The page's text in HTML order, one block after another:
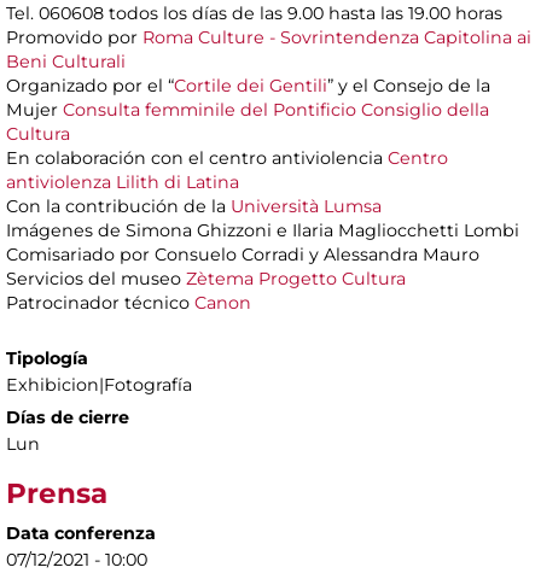
Tel. 060608 todos los días de las 9.00 hasta las 19.00 horas
Promovido por Roma Culture - Sovrintendenza Capitolina ai
Beni Culturali
Organizado por el “Cortile dei Gentili” y el Consejo de la
Mujer Consulta femminile del Pontificio Consiglio della
Cultura
En colaboración con el centro antiviolencia Centro
antiviolenza Lilith di Latina
Con la contribución de la Università Lumsa
Imágenes de Simona Ghizzoni e Ilaria Magliocchetti Lombi
Comisariado por Consuelo Corradi y Alessandra Mauro
Servicios del museo Zètema Progetto Cultura
Patrocinador técnico Canon
Tipología
Exhibicion|Fotografía
Días de cierre
Lun
Prensa
Data conferenza
07/12/2021 - 10:00